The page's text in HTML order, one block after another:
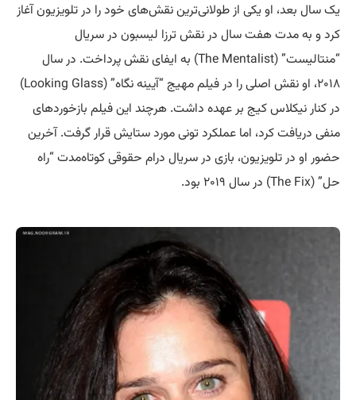
یک سال بعد، او یکی از طولانی‌ترین نقش‌های خود را در تلویزیون آغاز
کرد و به مدت هفت سال در نقش ترزا لیسبون در سریال
“منتالیست” (The Mentalist) به ایفای نقش پرداخت. در سال
۲۰۱۸، او نقش اصلی را در فیلم مهیج “آیینه نگاه” (Looking Glass)
در کنار نیکلاس کیج بر عهده داشت. هرچند این فیلم بازخوردهای
منفی دریافت کرد، اما عملکرد تونی مورد ستایش قرار گرفت. آخرین
حضور او در تلویزیون، بازی در سریال درام حقوقی کوتاه‌مدت “راه
حل” (The Fix) در سال ۲۰۱۹ بود.